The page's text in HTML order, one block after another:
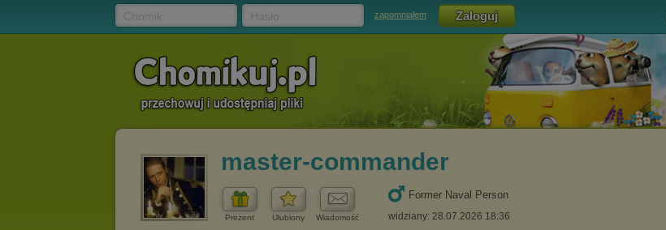
zapomniałem
master-commander
Prezent Ulubiony Wiadomość
Former Naval Person
widziany: 28.07.2026 18:36